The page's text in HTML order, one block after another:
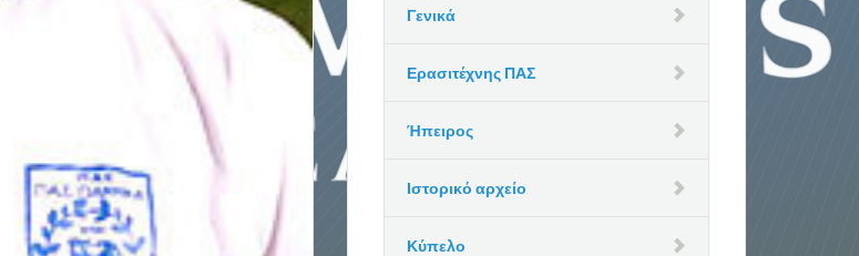
Γενικά
Ερασιτέχνης ΠΑΣ
Ήπειρος
Ιστορικό αρχείο
Κύπελο